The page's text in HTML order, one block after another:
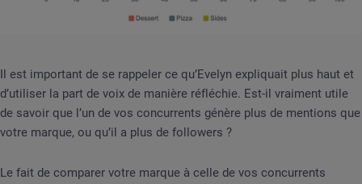
Il est important de se rappeler ce qu’Evelyn expliquait plus haut et
d’utiliser la part de voix de manière réfléchie. Est-il vraiment utile
de savoir que l’un de vos concurrents génère plus de mentions que
votre marque, ou qu’il a plus de followers ?
Le fait de comparer votre marque à celle de vos concurrents